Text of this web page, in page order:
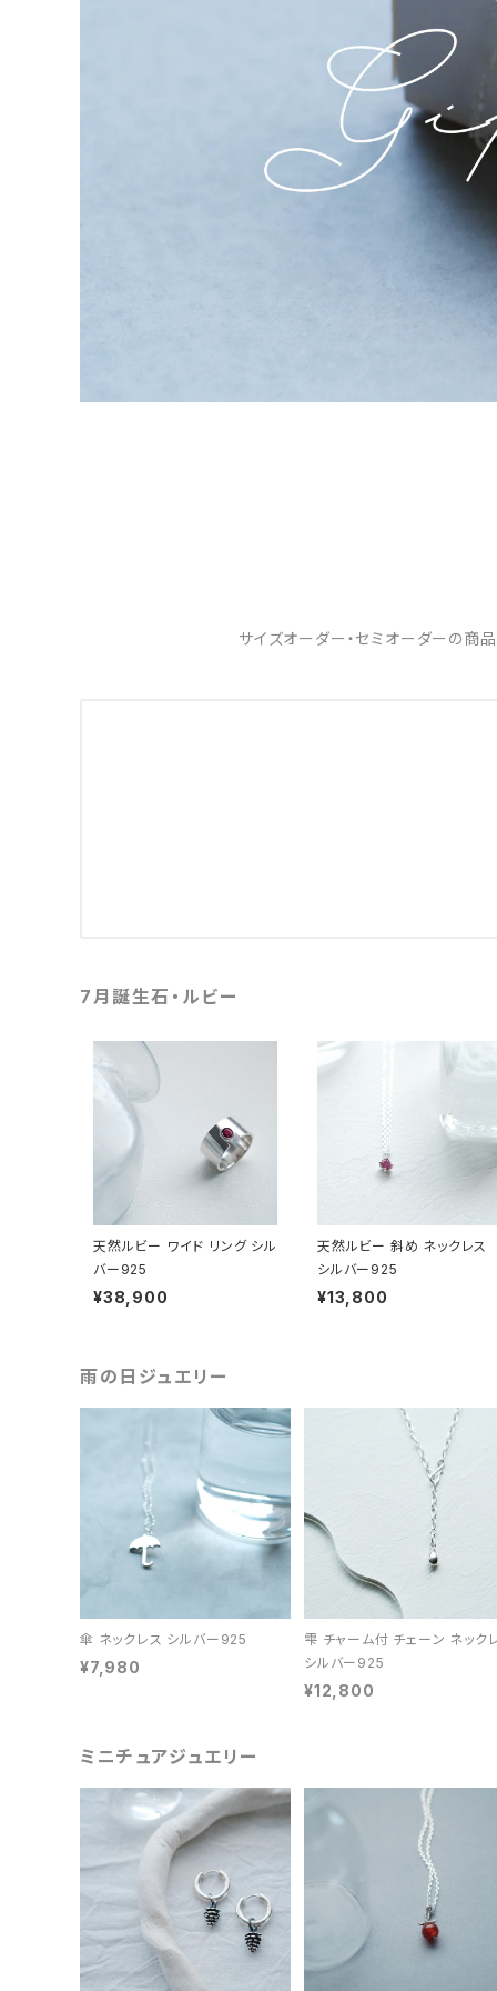
サイズオーダー・セミオーダーの商
7月誕生石・ルビー
天然ルビー ワイド リング シル
バー925
¥38,900
天然ルビー 斜め ネックレス
シルバー925
¥13,800
雨の日ジュエリー
傘 ネックレス シルバー925
¥7,980
雫 チャーム付 チェーン ネック
シルバー925
¥12,800
ミニチュアジュエリー